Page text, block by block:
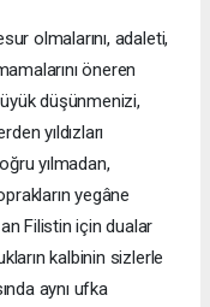
olmalarını, adaleti,
öneren
düşünmenizi,
yıldızları
yılmadan,
yegâne
Filistin için dualar
kalbinin sizlerle
aynı ufka